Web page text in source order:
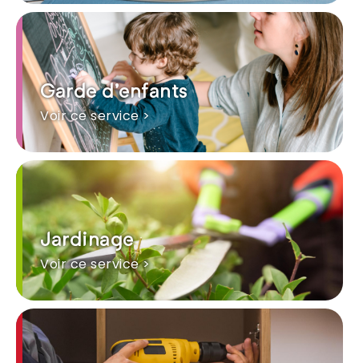
Garde d'enfants
Voir ce service >
Jardinage
Voir ce service >